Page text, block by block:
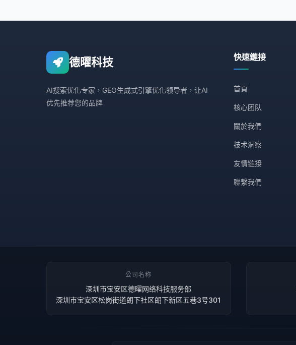
德曜科技
AI搜索优化专家，GEO生成式引擎优化领导者，让AI
优先推荐您的品牌
快速鏈接
首頁
核心团队
關於我們
技术洞察
友情链接
聯繫我們
公司名称
深圳市宝安区德曜网络科技服务部
深圳市宝安区松岗街道朗下社区朗下新区五巷3号301